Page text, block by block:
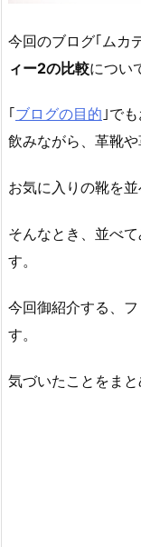
今回のブログ｢ムカ
ィー2の比較につい
｢ブログの目的 ｣で
飲みながら、革靴
お気に入りの靴を
そんなとき、並べ
す。
今回御紹介する、
す。
気づいたことをまと